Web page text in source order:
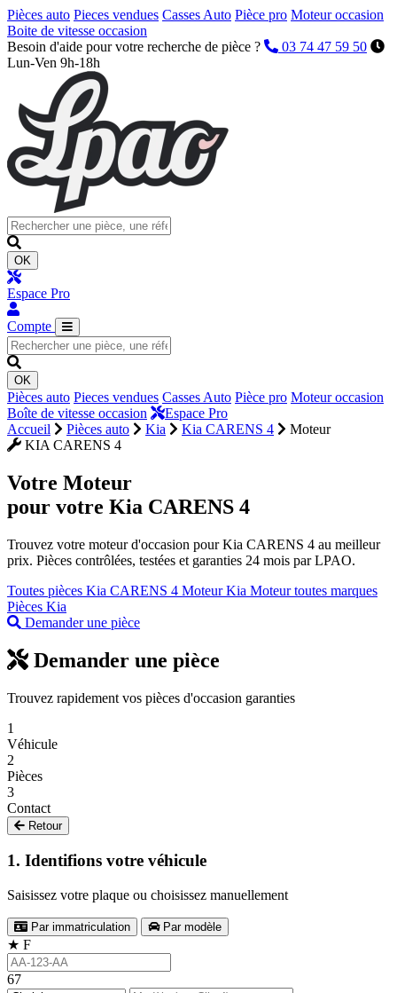
Pièces auto Pieces vendues Casses Auto Pièce pro Moteur occasion
Boite de vitesse occasion
Besoin d'aide pour votre recherche de pièce ?
03 74 47 59 50
Lun-Ven 9h-18h
OK
Espace Pro
Compte
OK
Pièces auto Pieces vendues Casses Auto Pièce pro Moteur occasion
Boîte de vitesse occasion
Espace Pro
Accueil
Pièces auto Kia Kia CARENS 4
Moteur
KIA CARENS 4
Votre Moteur
pour votre Kia CARENS 4
Trouvez votre moteur d'occasion pour Kia CARENS 4 au meilleur
prix. Pièces contrôlées, testées et garanties 24 mois par LPAO.
Toutes pièces Kia CARENS 4 Moteur Kia Moteur toutes marques
Pièces Kia
Demander une pièce
Demander une pièce
Trouvez rapidement vos pièces d'occasion garanties
1
Véhicule
2
Pièces
3
Contact
Retour
1. Identifions votre véhicule
Saisissez votre plaque ou choisissez manuellement
Par immatriculation Par modèle
★ F
67